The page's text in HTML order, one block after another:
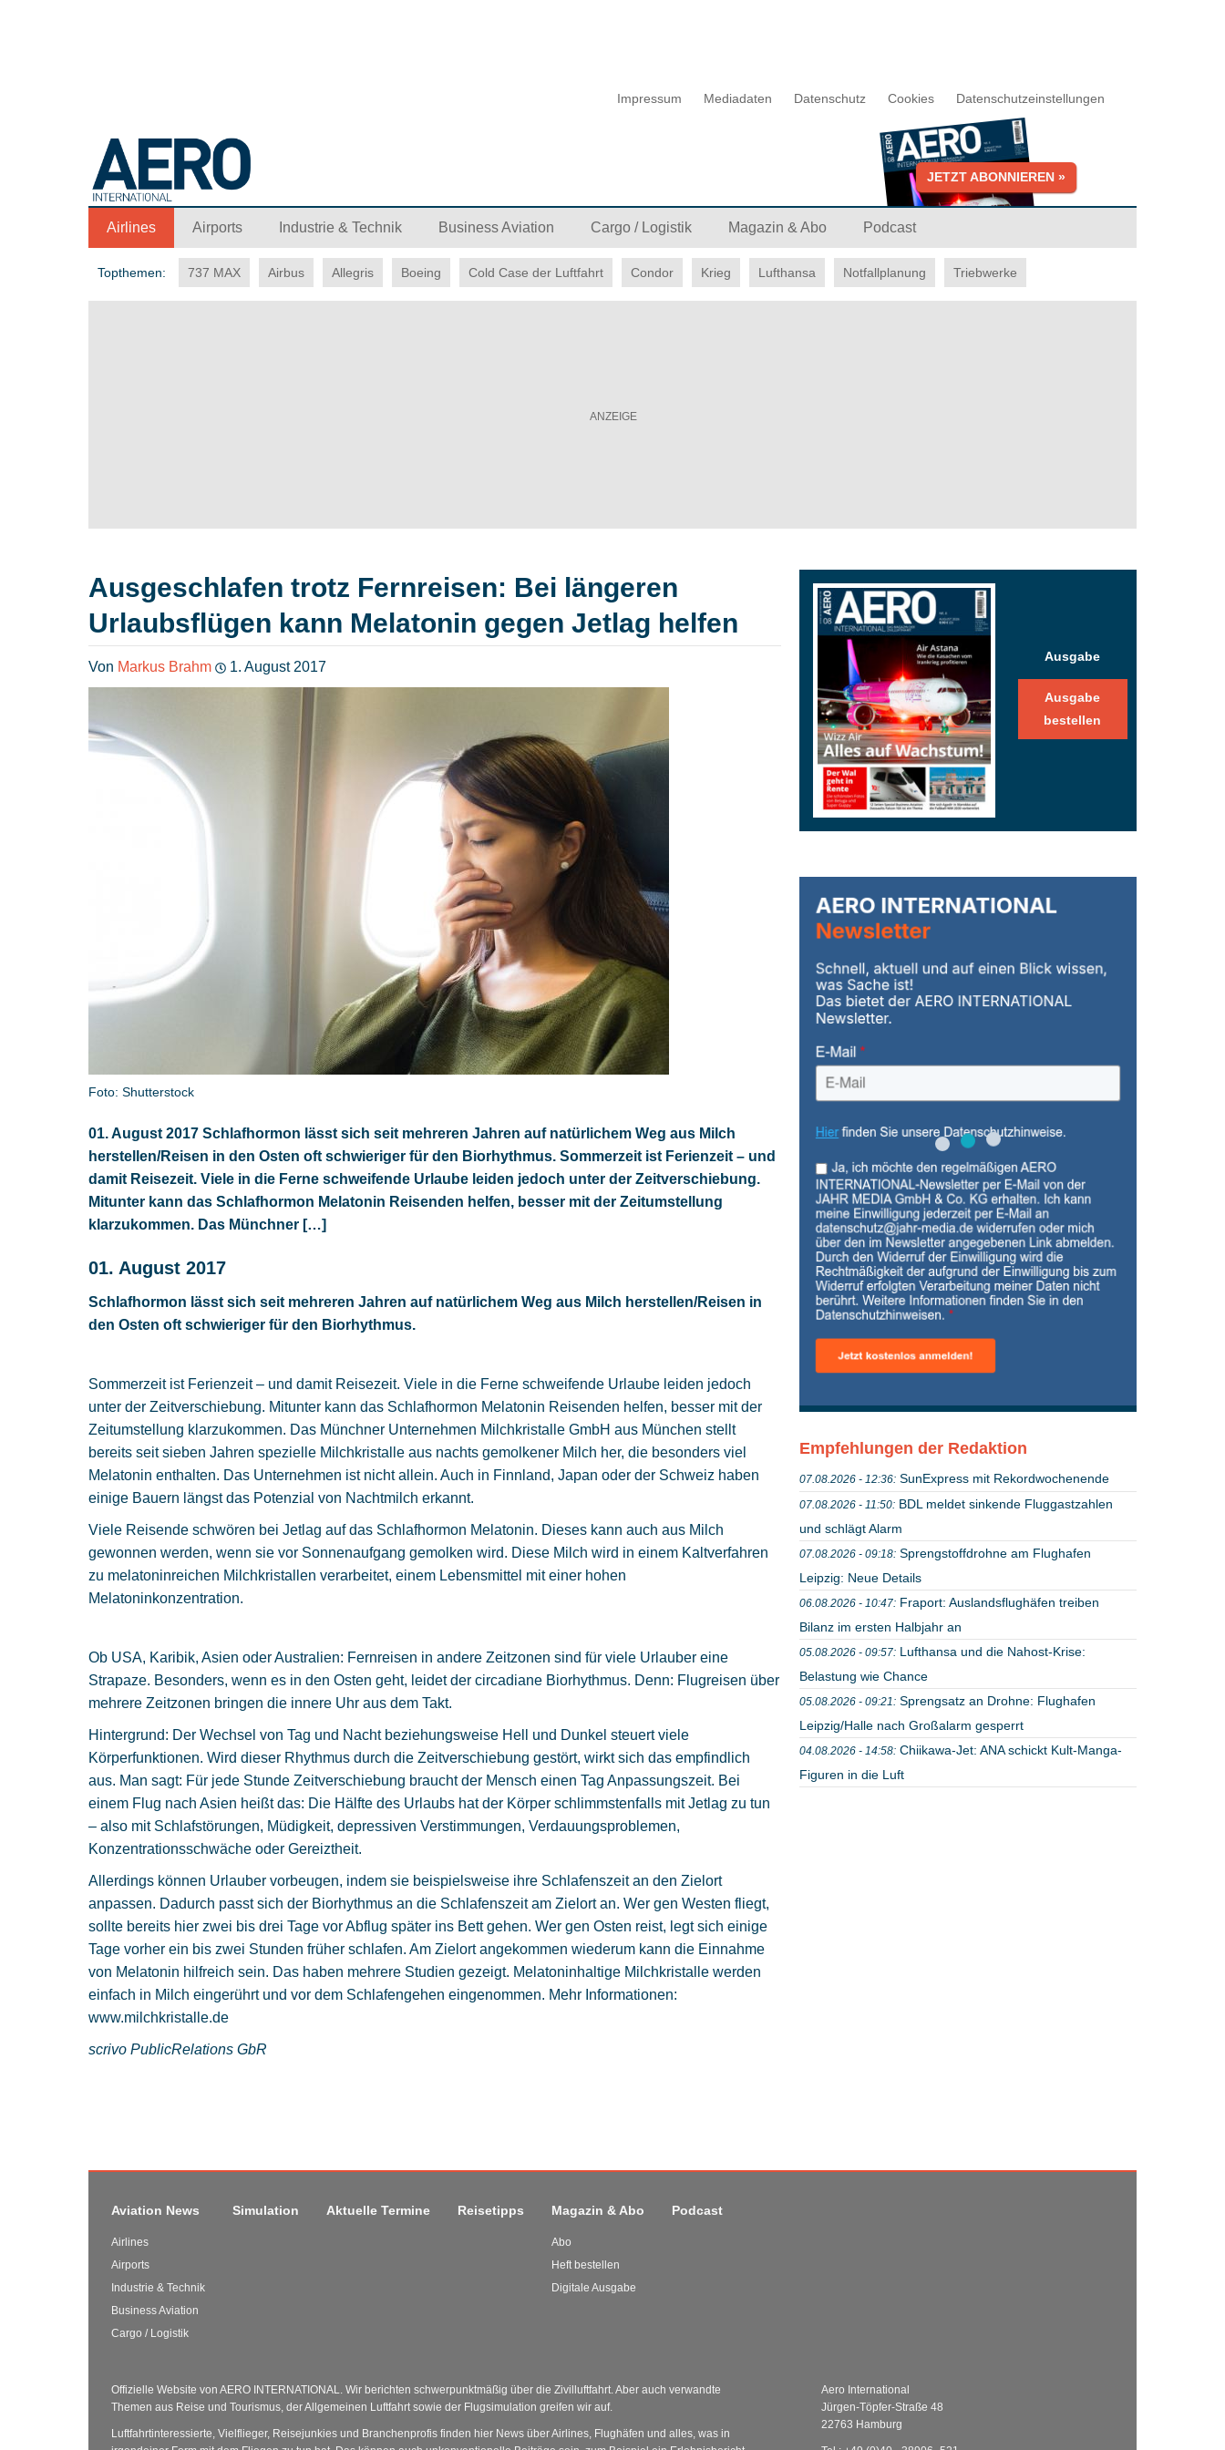
Impressum Mediadaten Datenschutz Cookies Datenschutzeinstellungen
JETZT ABONNIEREN »
Airlines Airports Industrie & Technik Business Aviation Cargo / Logistik Magazin & Abo Podcast
Topthemen: 737 MAX Airbus Allegris Boeing Cold Case der Luftfahrt Condor Krieg Lufthansa Notfallplanung Triebwerke
Ausgabe
Ausgabe
bestellen
Empfehlungen der Redaktion
07.08.2026 - 12:36: SunExpress mit Rekordwochenende
07.08.2026 - 11:50: BDL meldet sinkende Fluggastzahlen
und schlägt Alarm
07.08.2026 - 09:18: Sprengstoffdrohne am Flughafen
Leipzig: Neue Details
06.08.2026 - 10:47: Fraport: Auslandsflughäfen treiben
Bilanz im ersten Halbjahr an
05.08.2026 - 09:57: Lufthansa und die Nahost-Krise:
Belastung wie Chance
05.08.2026 - 09:21: Sprengsatz an Drohne: Flughafen
Leipzig/Halle nach Großalarm gesperrt
04.08.2026 - 14:58: Chiikawa-Jet: ANA schickt Kult-Manga-
Figuren in die Luft
Ausgeschlafen trotz Fernreisen: Bei längeren
Urlaubsflügen kann Melatonin gegen Jetlag helfen
Von Markus Brahm 1. August 2017
Foto: Shutterstock
01. August 2017 Schlafhormon lässt sich seit mehreren Jahren auf natürlichem Weg aus Milch
herstellen/Reisen in den Osten oft schwieriger für den Biorhythmus. Sommerzeit ist Ferienzeit – und
damit Reisezeit. Viele in die Ferne schweifende Urlaube leiden jedoch unter der Zeitverschiebung.
Mitunter kann das Schlafhormon Melatonin Reisenden helfen, besser mit der Zeitumstellung
klarzukommen. Das Münchner […]
01. August 2017
Schlafhormon lässt sich seit mehreren Jahren auf natürlichem Weg aus Milch herstellen/Reisen in
den Osten oft schwieriger für den Biorhythmus.
Sommerzeit ist Ferienzeit – und damit Reisezeit. Viele in die Ferne schweifende Urlaube leiden jedoch
unter der Zeitverschiebung. Mitunter kann das Schlafhormon Melatonin Reisenden helfen, besser mit der
Zeitumstellung klarzukommen. Das Münchner Unternehmen Milchkristalle GmbH aus München stellt
bereits seit sieben Jahren spezielle Milchkristalle aus nachts gemolkener Milch her, die besonders viel
Melatonin enthalten. Das Unternehmen ist nicht allein. Auch in Finnland, Japan oder der Schweiz haben
einige Bauern längst das Potenzial von Nachtmilch erkannt.
Viele Reisende schwören bei Jetlag auf das Schlafhormon Melatonin. Dieses kann auch aus Milch
gewonnen werden, wenn sie vor Sonnenaufgang gemolken wird. Diese Milch wird in einem Kaltverfahren
zu melatoninreichen Milchkristallen verarbeitet, einem Lebensmittel mit einer hohen
Melatoninkonzentration.
Ob USA, Karibik, Asien oder Australien: Fernreisen in andere Zeitzonen sind für viele Urlauber eine
Strapaze. Besonders, wenn es in den Osten geht, leidet der circadiane Biorhythmus. Denn: Flugreisen über
mehrere Zeitzonen bringen die innere Uhr aus dem Takt.
Hintergrund: Der Wechsel von Tag und Nacht beziehungsweise Hell und Dunkel steuert viele
Körperfunktionen. Wird dieser Rhythmus durch die Zeitverschiebung gestört, wirkt sich das empfindlich
aus. Man sagt: Für jede Stunde Zeitverschiebung braucht der Mensch einen Tag Anpassungszeit. Bei
einem Flug nach Asien heißt das: Die Hälfte des Urlaubs hat der Körper schlimmstenfalls mit Jetlag zu tun
– also mit Schlafstörungen, Müdigkeit, depressiven Verstimmungen, Verdauungsproblemen,
Konzentrationsschwäche oder Gereiztheit.
Allerdings können Urlauber vorbeugen, indem sie beispielsweise ihre Schlafenszeit an den Zielort
anpassen. Dadurch passt sich der Biorhythmus an die Schlafenszeit am Zielort an. Wer gen Westen fliegt,
sollte bereits hier zwei bis drei Tage vor Abflug später ins Bett gehen. Wer gen Osten reist, legt sich einige
Tage vorher ein bis zwei Stunden früher schlafen. Am Zielort angekommen wiederum kann die Einnahme
von Melatonin hilfreich sein. Das haben mehrere Studien gezeigt. Melatoninhaltige Milchkristalle werden
einfach in Milch eingerührt und vor dem Schlafengehen eingenommen. Mehr Informationen:
www.milchkristalle.de
scrivo PublicRelations GbR
Aviation News
Airlines
Airports
Industrie & Technik
Business Aviation
Cargo / Logistik
Simulation Aktuelle Termine Reisetipps Magazin & Abo
Abo
Heft bestellen
Digitale Ausgabe
Podcast
Offizielle Website von AERO INTERNATIONAL. Wir berichten schwerpunktmäßig über die Zivilluftfahrt. Aber auch verwandte
Themen aus Reise und Tourismus, der Allgemeinen Luftfahrt sowie der Flugsimulation greifen wir auf.
Luftfahrtinteressierte, Vielflieger, Reisejunkies und Branchenprofis finden hier News über Airlines, Flughäfen und alles, was in
Aero International
Jürgen-Töpfer-Straße 48
22763 Hamburg